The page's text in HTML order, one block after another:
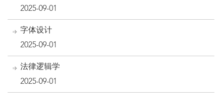
2025-09-01
字体设计
2025-09-01
法律逻辑学
2025-09-01